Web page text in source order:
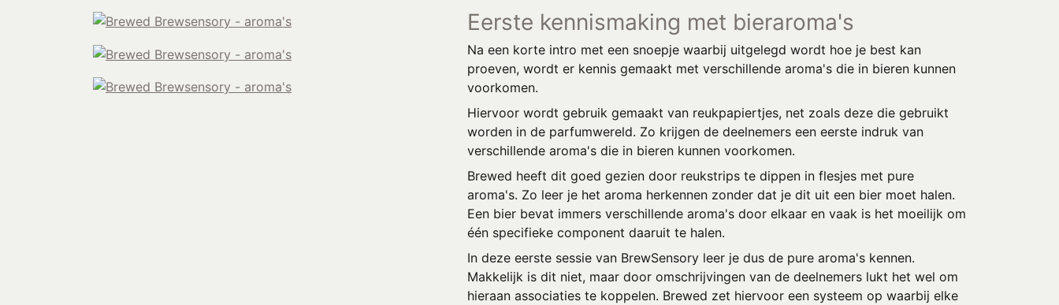
Eerste kennismaking met bieraroma's
Na een korte intro met een snoepje waarbij uitgelegd wordt hoe je best kan
proeven, wordt er kennis gemaakt met verschillende aroma's die in bieren kunnen
voorkomen.
Hiervoor wordt gebruik gemaakt van reukpapiertjes, net zoals deze die gebruikt
worden in de parfumwereld. Zo krijgen de deelnemers een eerste indruk van
verschillende aroma's die in bieren kunnen voorkomen.
Brewed heeft dit goed gezien door reukstrips te dippen in flesjes met pure
aroma's. Zo leer je het aroma herkennen zonder dat je dit uit een bier moet halen.
Een bier bevat immers verschillende aroma's door elkaar en vaak is het moeilijk om
één specifieke component daaruit te halen.
In deze eerste sessie van BrewSensory leer je dus de pure aroma's kennen.
Makkelijk is dit niet, maar door omschrijvingen van de deelnemers lukt het wel om
hieraan associaties te koppelen. Brewed zet hiervoor een systeem op waarbij elke